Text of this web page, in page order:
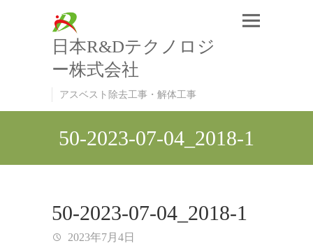
日本R&Dテクノロジ
ー株式会社
アスベスト除去工事・解体工事
50-2023-07-04_2018-1
50-2023-07-04_2018-1
2023年7月4日